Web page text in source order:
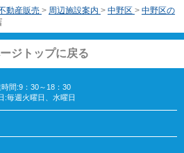
動産販売 > 周辺施設案内 > 中野区 > 中野区の
ジトップに戻る
間:9：30～18：30
:毎週火曜日、水曜日